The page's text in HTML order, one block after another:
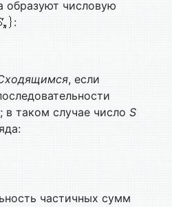
образуют числовую
:
, если
в таком случае число S
частичных сумм